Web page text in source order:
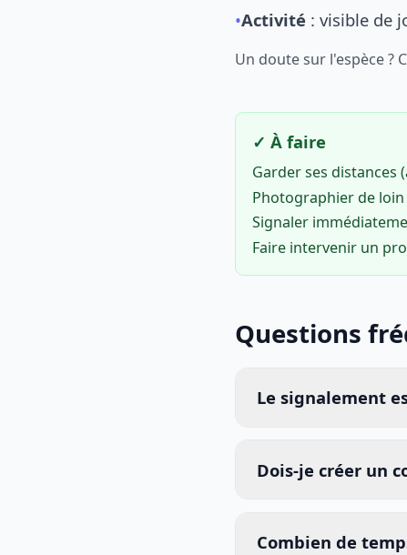
•Activité : visible de
Un doute sur l'espèce ?
✓ À faire
Garder ses distances
Photographier de
Signaler
Faire intervenir un
Questions
Le signalement
Dois-je créer un
Combien de